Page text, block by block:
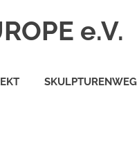
e.V.
SKULPTURENWEG